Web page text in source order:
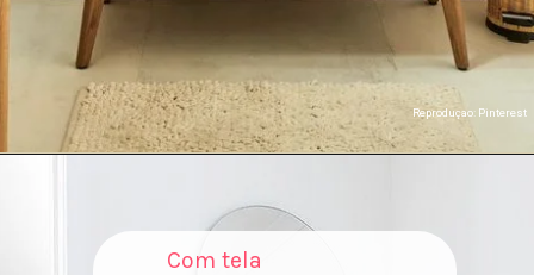
Reproduçao: Pinterest
Com tela